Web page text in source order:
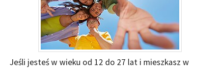
Jeśli jesteś w wieku od 12 do 27 lat i mieszkasz w